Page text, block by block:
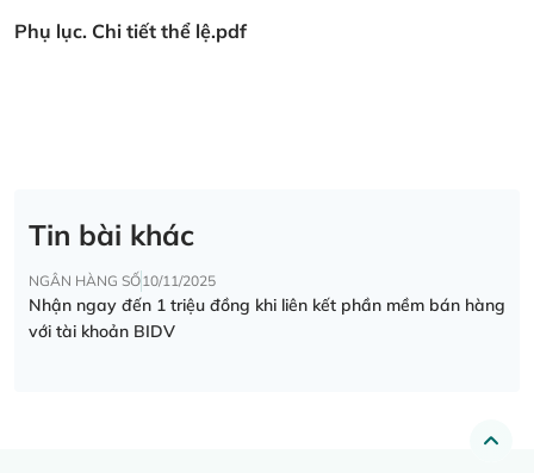
Phụ lục. Chi tiết thể lệ.pdf
Tin bài khác
NGÂN HÀNG SỐ10/11/2025
Nhận ngay đến 1 triệu đồng khi liên kết phần mềm bán hàng
với tài khoản BIDV